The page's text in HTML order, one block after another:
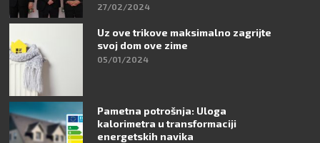
27/02/2024
Uz ove trikove maksimalno zagrijte
svoj dom ove zime
05/01/2024
Pametna potrošnja: Uloga
kalorimetra u transformaciji
energetskih navika